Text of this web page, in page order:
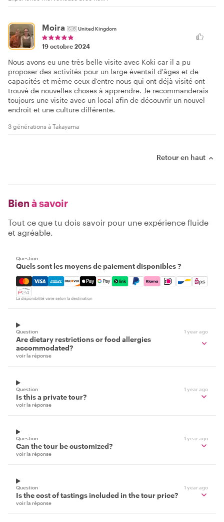
Moira 🇬🇧United Kingdom
19 octobre 2024
Nous avons eu une très belle visite avec Koki car il a pu
proposer des activités pour un large éventail d'âges et de
capacités et même ceux d'entre nous qui ont déjà visité ont
trouvé de nouvelles choses à apprendre. Je recommanderais
toujours une visite avec un local afin de découvrir un nouvel
endroit et une culture différente.
3 générations à Takayama
Retour en haut
Bien à savoir
Tout ce que tu dois savoir pour une expérience fluide
et agréable.
Question
Quels sont les moyens de paiement disponibles ?
Mastercard, Visa, Amex, Discover, Apple Pay, Google
La disponibilité varie selon la destination
Question 1 year ago
Are dietary restrictions or food allergies
accommodated?
voir la réponse
Question 1 year ago
Is this a private tour?
voir la réponse
Question 1 year ago
Can the tour be customized?
voir la réponse
Question 1 year ago
Is the cost of tastings included in the tour price?
voir la réponse